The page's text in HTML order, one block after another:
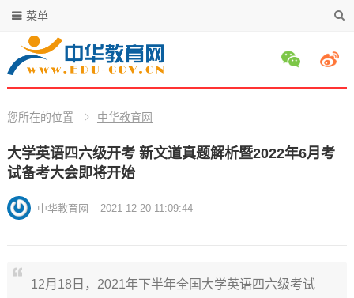
菜单
您所在的位置 中华教育网
大学英语四六级开考 新文道真题解析暨2022年6月考
试备考大会即将开始
中华教育网 2021-12-20 11:09:44
12月18日，2021年下半年全国大学英语四六级考试